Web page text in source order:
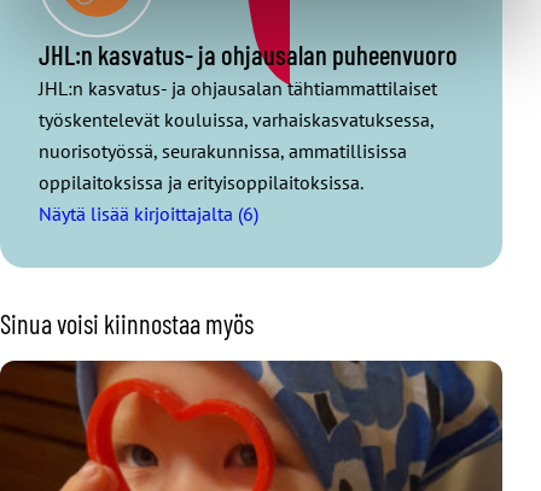
JHL:n kasvatus- ja ohjausalan puheenvuoro
JHL:n kasvatus- ja ohjausalan tähtiammattilaiset
työskentelevät kouluissa, varhaiskasvatuksessa,
nuorisotyössä, seurakunnissa, ammatillisissa
oppilaitoksissa ja erityisoppilaitoksissa.
Näytä lisää kirjoittajalta (6)
Sinua voisi kiinnostaa myös